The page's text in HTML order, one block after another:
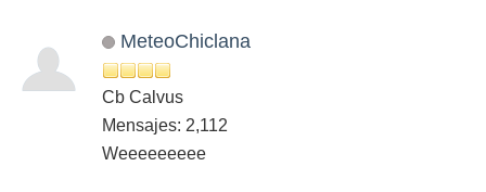
MeteoChiclana
Cb Calvus
Mensajes: 2,112
Weeeeeeeee